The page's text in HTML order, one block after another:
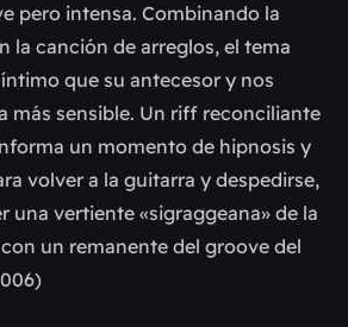
pero intensa. Combinando la
la canción de arreglos, el tema
que su antecesor y nos
más sensible. Un riff reconciliante
un momento de hipnosis y
volver a la guitarra y despedirse,
una vertiente «sigraggeana» de la
un remanente del groove del